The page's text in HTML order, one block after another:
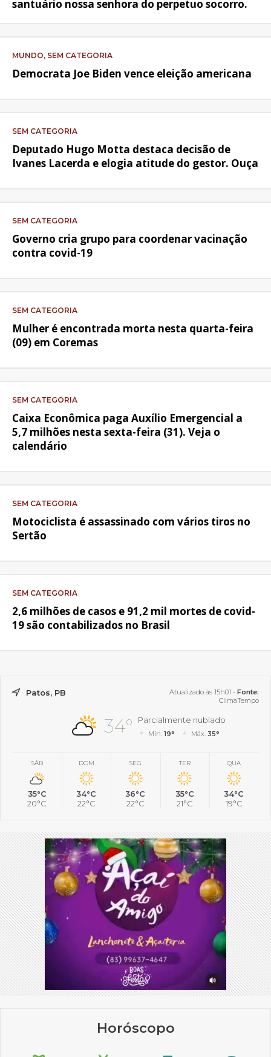
santuário nossa senhora do perpetuo socorro.
MUNDO, SEM CATEGORIA
Democrata Joe Biden vence eleição americana
SEM CATEGORIA
Deputado Hugo Motta destaca decisão de
Ivanes Lacerda e elogia atitude do gestor. Ouça
SEM CATEGORIA
Governo cria grupo para coordenar vacinação
contra covid-19
SEM CATEGORIA
Mulher é encontrada morta nesta quarta-feira
(09) em Coremas
SEM CATEGORIA
Caixa Econômica paga Auxílio Emergencial a
5,7 milhões nesta sexta-feira (31). Veja o
calendário
SEM CATEGORIA
Motociclista é assassinado com vários tiros no
Sertão
SEM CATEGORIA
2,6 milhões de casos e 91,2 mil mortes de covid-
19 são contabilizados no Brasil
Patos, PB Atualizado às 15h01 - Fonte:
ClimaTempo
34° Parcialmente nublado
Mín.19° Máx. 35°
SÁB
35°C
20°C
DOM
34°C
22°C
SEG
36°C
22°C
TER
35°C
21°C
QUA
34°C
19°C
Horóscopo